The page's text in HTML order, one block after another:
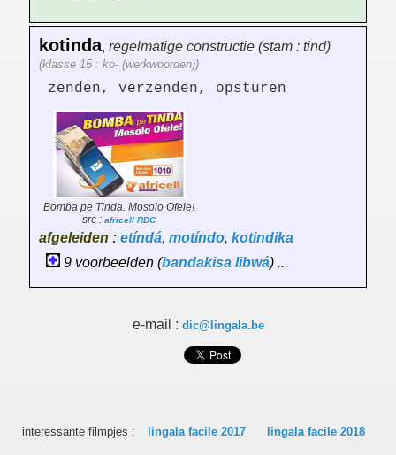
kotinda, regelmatige constructie (stam : tind)
(klasse 15 : ko- (werkwoorden))
zenden, verzenden, opsturen
Bomba pe Tinda. Mosolo Ofele!
src : africell RDC
afgeleiden : etíndá, motíndo, kotindika
9 voorbeelden (bandakisa libwá) ...
e-mail : dic@lingala.be
interessante filmpjes : lingala facile 2017 lingala facile 2018